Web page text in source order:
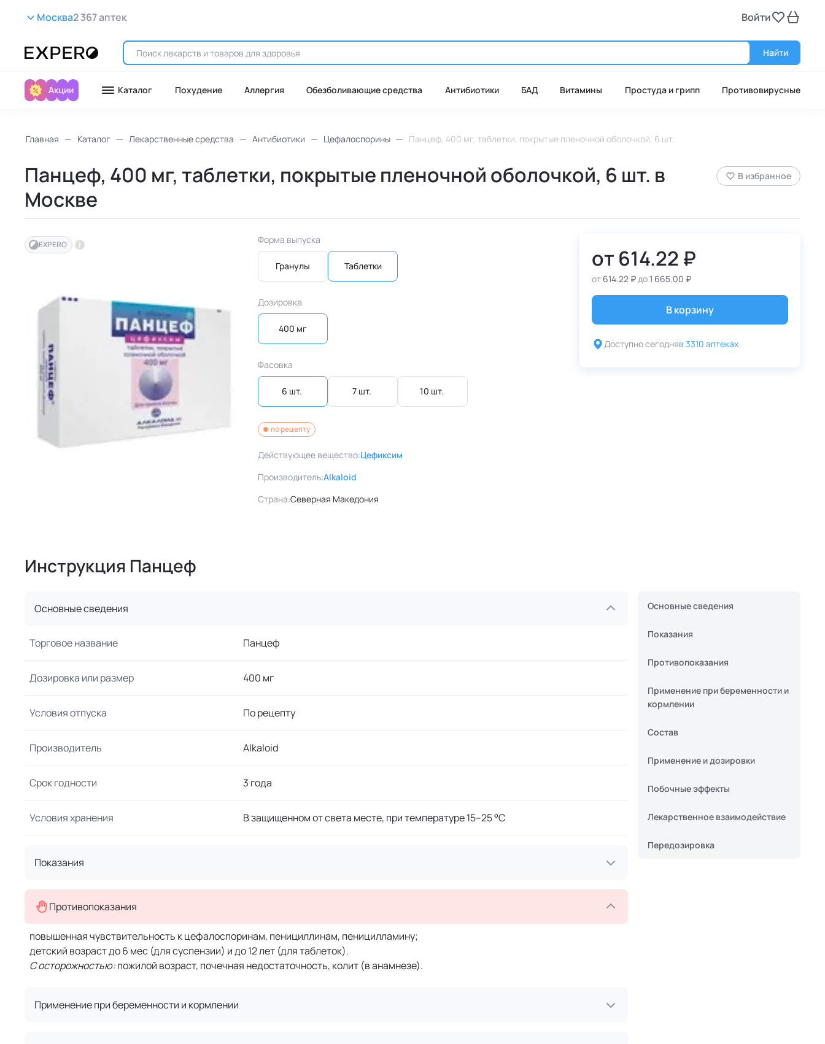
Москва2 367 аптек Войти
Найти
Акции Каталог Похудение Аллергия Обезболивающие средства Антибиотики БАД Витамины Простуда и грипп Противовирусные
Главная Каталог Лекарственные средства Антибиотики Цефалоспорины Панцеф, 400 мг, таблетки, покрытые пленочной оболочкой, 6 шт.
Панцеф, 400 мг, таблетки, покрытые пленочной оболочкой, 6 шт. в
Москве
В избранное
EXPERO Форма выпуска
Гранулы Таблетки
Дозировка
400 мг
Фасовка
6 шт. 7 шт. 10 шт.
по рецепту
Действующее вещество:Цефиксим
Производитель:Alkaloid
Страна:Северная Македония
от 614.22 ₽
от 614.22 ₽до1 665.00 ₽
В корзину
Доступно сегодняв 3310 аптеках
Инструкция Панцеф
Основные сведения
Торговое название Панцеф
Дозировка или размер 400 мг
Условия отпуска По рецепту
Производитель Alkaloid
Срок годности 3 года
Условия хранения В защищенном от света месте, при температуре 15–25 °C
Показания
Противопоказания
повышенная чувствительность к цефалоспоринам, пенициллинам, пеницилламину;
детский возраст до 6 мес (для суспензии) и до 12 лет (для таблеток).
С осторожностью:пожилой возраст, почечная недостаточность, колит (в анамнезе).
Применение при беременности и кормлении
Основные сведения
Показания
Противопоказания
Применение при беременности и
кормлении
Состав
Применение и дозировки
Побочные эффекты
Лекарственное взаимодействие
Передозировка